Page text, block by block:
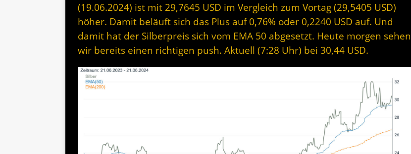
(19.06.2024) ist mit 29,7645 USD im Vergleich zum Vortag (29,5405 USD)
höher. Damit beläuft sich das Plus auf 0,76% oder 0,2240 USD auf. Und
damit hat der Silberpreis sich vom EMA 50 abgesetzt. Heute morgen sehen
wir bereits einen richtigen push. Aktuell (7:28 Uhr) bei 30,44 USD.